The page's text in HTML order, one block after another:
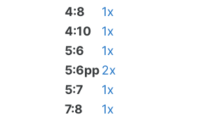
4:8
1x
4:10
1x
5:6
1x
5:6pp2x
5:7
1x
7:8
1x